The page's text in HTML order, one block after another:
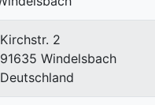
Kirchstr. 2
91635 Windelsbach
Deutschland